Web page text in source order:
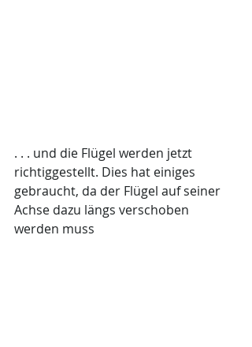
. . . und die Flügel werden jetzt
richtiggestellt. Dies hat einiges
gebraucht, da der Flügel auf seiner
Achse dazu längs verschoben
werden muss